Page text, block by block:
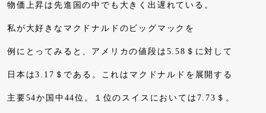
物価上昇は先進国の中でも大きく出遅れている。
私が大好きなマクドナルドのビッグマックを
例にとってみると、アメリカの値段は5.58＄に対して
日本は3.17＄である。これはマクドナルドを展開する
主要54か国中44位。１位のスイスにおいては7.73＄。